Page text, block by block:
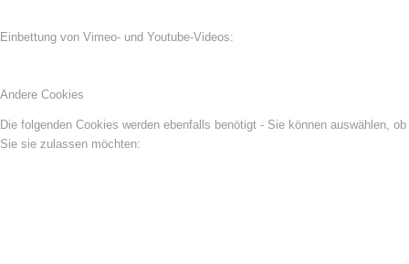
Einbettung von Vimeo- und Youtube-Videos:
Andere Cookies
Die folgenden Cookies werden ebenfalls benötigt - Sie können auswählen, ob
Sie sie zulassen möchten: